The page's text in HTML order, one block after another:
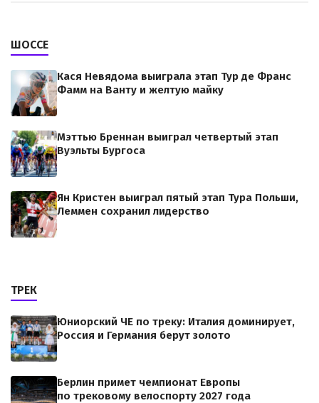
ШОССЕ
Кася Невядома выиграла этап Тур де Франс
Фамм на Ванту и желтую майку
Мэттью Бреннан выиграл четвертый этап
Вуэльты Бургоса
Ян Кристен выиграл пятый этап Тура Польши,
Леммен сохранил лидерство
ТРЕК
Юниорский ЧЕ по треку: Италия доминирует,
Россия и Германия берут золото
Берлин примет чемпионат Европы
по трековому велоспорту 2027 года